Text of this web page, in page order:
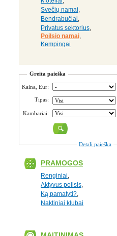
Svečių namai,
Bendrabučiai,
Privatus sektorius,
Poilsio namai,
Kempingai
Greita paieška
Kaina, Eur:
Tipas:
Kambariai:
Detali paieška
PRAMOGOS
Renginiai,
Aktyvus poilsis,
Ką pamatyti?,
Naktiniai klubai